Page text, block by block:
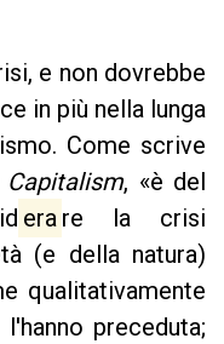
e non dovrebbe
in più nella lunga
Come scrive
Capitalism, «è del
era re la crisi
(e della natura)
qualitativamente
preceduta;